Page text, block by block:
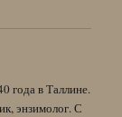
года в Таллине.
энзимолог. С